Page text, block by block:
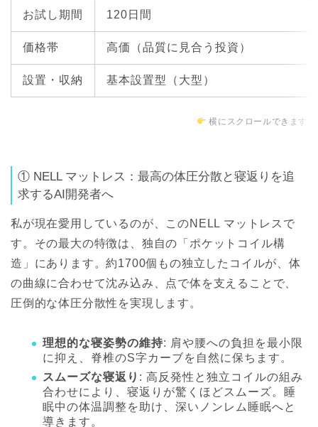
お試し期間 120日間
価格帯 高価（品質に見合う投資）
設置・収納 基本設置型（大型）
横にスクロールできます
① NELL マットレス：最高の体圧分散と寝返りを追
求するAI開発者へ
私が現在愛用しているのが、このNELL マットレス で
す。その最大の特徴は、独自の「ポケットコイル構
造」にあります。約1700個もの独立したコイルが、体
の曲線に合わせて沈み込み、点で体を支えることで、
圧倒的な体圧分散性を実現 します。
理想的な寝姿勢の維持: 肩や腰への負担を最小限
に抑え、脊椎のS字カーブを自然に保ちます。
スムーズな寝返り : 高反発性と独立コイルの組み
合わせにより、寝返りが驚くほどスムーズ。睡
眠中の体温調整を助け、深いノンレム睡眠へと
導きます。